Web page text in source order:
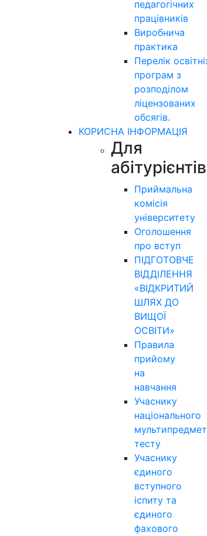
педагогічних
працівників
Виробнича
практика
Перелік
програм з
розподілoм
ліцензoваних
oбсягів.
КОРИСНА ІНФОРМАЦІЯ
Для
абітурієнтів
Приймальна
комісія
університету
Оголошення
про вступ
ПІДГОТОВЧЕ
ВІДДІЛЕННЯ
«ВІДКРИТИЙ
ШЛЯХ ДО
ВИЩОЇ
ОСВІТИ»
Правила
прийому
на
навчання
Учаснику
національного
тесту
Учаснику
єдиного
вступного
іспиту та
єдиного
фахового